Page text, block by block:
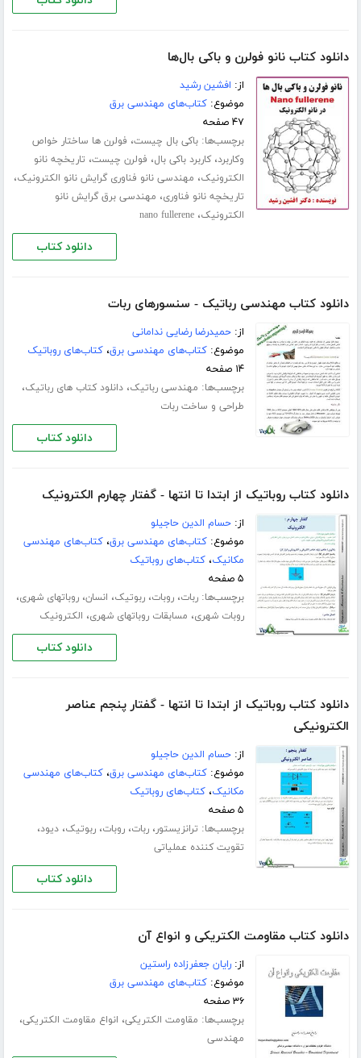
دانلود کتاب نانو فولرن و باکی بال‌ها
از: افشین رشید
موضوع:کتاب‌های مهندسی برق
۴۷ صفحه
برچسب‌ها:باکی بال چیست، فولرن ها ساختار خواص
وکاربرد،کاربرد باکی بال، فولرن چیست، تاریخچه نانو
الکترونیک، مهندسی نانو فناوری گرایش نانو الکترونیک،
تاریخچه نانو فناوری، مهندسی برق گرایش نانو
الکترونیک،nano fullerene
دانلود کتاب
دانلود کتاب مهندسی رباتیک - سنسورهای ربات
از:حمیدرضا رضایی ندامانی
موضوع:کتاب‌های مهندسی برق،کتاب‌های روباتیک
۱۴ صفحه
برچسب‌ها: مهندسی رباتیک،دانلود کتاب های رباتیک،
طراحی و ساخت ربات
دانلود کتاب
دانلود کتاب روباتیک از ابتدا تا انتها - گفتار چهارم الکترونیک
از:حسام الدین حاجیلو
موضوع:کتاب‌های مهندسی برق،کتاب‌های مهندسی
مکانیک،کتاب‌های روباتیک
۵ صفحه
برچسب‌ها:ربات،روبات،ربوتیک، انسان،روباتهای شهری،
روبات شهری، مسابقات روباتهای شهری، الکترونیک
دانلود کتاب
دانلود کتاب روباتیک از ابتدا تا انتها - گفتار پنجم عناصر
الکترونیکی
از:حسام الدین حاجیلو
موضوع:کتاب‌های مهندسی برق،کتاب‌های مهندسی
مکانیک،کتاب‌های روباتیک
۵ صفحه
برچسب‌ها: ترانزیستور،ربات،روبات،ربوتیک،دیود،
تقویت کننده عملیاتی
دانلود کتاب
دانلود کتاب مقاومت الکتریکی و انواع آن
از:رایان جعفرزاده راستین
موضوع:کتاب‌های مهندسی برق
۳۶ صفحه
برچسب‌ها: مقاومت الکتریکی، انواع مقاومت الکتریکی،
مهندسی